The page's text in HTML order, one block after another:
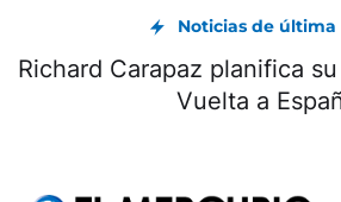
Noticias de última
Richard Carapaz planifica
Vuelta a